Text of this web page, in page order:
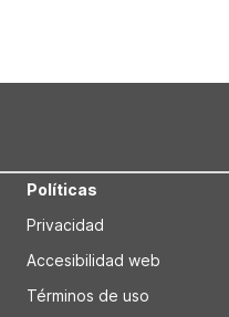
Políticas
Privacidad
Accesibilidad web
Términos de uso